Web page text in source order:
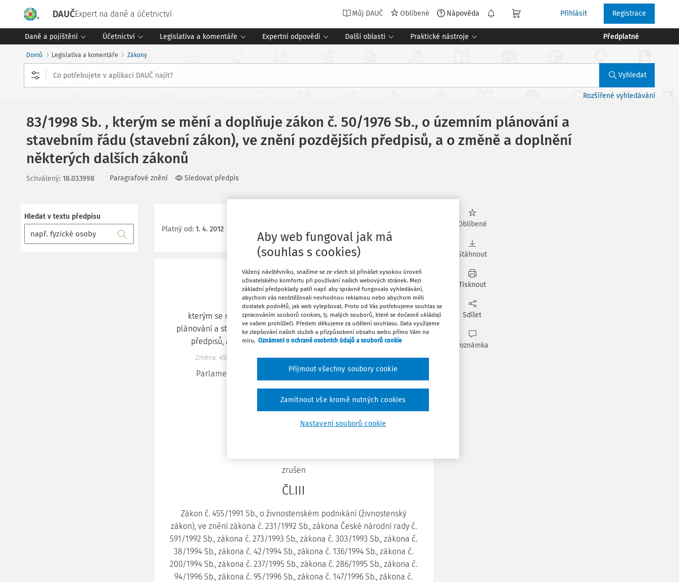
DAUČExpert na daně a účetnictví Můj DAUČ Oblíbené Nápověda Přihlásit Registrace
Daně a pojištění Účetnictví Legislativa a komentáře Expertní odpovědi Další oblasti Praktické nástroje Předplatné
Domů Legislativa a komentáře Zákony
Vyhledat
Rozšířené vyhledávání
83/1998 Sb. , kterým se mění a doplňuje zákon č. 50/1976 Sb., o územním plánování a
stavebním řádu (stavební zákon), ve znění pozdějších předpisů, a o změně a doplnění
některých dalších zákonů
Schválený: 18.03.1998 Paragrafové znění Sledovat předpis
Hledat v textu předpisu
Platný od: 1. 4. 2012
83/1998 Sb.
ZÁKON
ze dne 18. března 1998,
kterým se mění a doplňuje zákon č. 50/1976 Sb., o územním
plánování a stavebním řádu (stavební zákon), ve znění pozdějších
předpisů, a o změně a doplnění některých dalších zákonů
Změna: 458/2000 Sb. Změna: 186/2006 Sb. Změna: 375/2011 Sb.
Parlament se usnesl na tomto zákoně České republiky:
Čl.I
zrušen
zrušen
Čl.III
Zákon č. 455/1991 Sb., o živnostenském podnikání (živnostenský
zákon), ve znění zákona č. 231/1992 Sb., zákona České národní rady č.
591/1992 Sb., zákona č. 273/1993 Sb., zákona č. 303/1993 Sb., zákona č.
38/1994 Sb., zákona č. 42/1994 Sb., zákona č. 136/1994 Sb., zákona č.
200/1994 Sb., zákona č. 237/1995 Sb., zákona č. 286/1995 Sb., zákona č.
94/1996 Sb., zákona č. 95/1996 Sb., zákona č. 147/1996 Sb., zákona č.
Oblíbené
Stáhnout
Tisknout
Sdílet
Poznámka
Aby web fungoval jak má
(souhlas s cookies)
Vážený návštěvníku, snažíme se ze všech sil přinášet vysokou úroveň
uživatelského komfortu při používání našich webových stránek. Mezi
základní předpoklady patří např. aby správně fungovalo vyhledávání,
abychom vás neobtěžovali nevhodnou reklamou nebo abychom měli
dostatek podnětů, jak web vylepšovat. Proto od Vás potřebujeme souhlas se
zpracováním souborů cookies, tj. malých souborů, které se dočasně ukládají
ve vašem prohlížeči. Předem děkujeme za udělení souhlasu. Data využijeme
ke zlepšování našich služeb a přizpůsobení obsahu webu přímo Vám na
míru. Oznámení o ochraně osobních údajů a souborů cookie
Nastavení souborů cookie
Zamítnout vše kromě nutných cookies
Přijmout všechny soubory cookie